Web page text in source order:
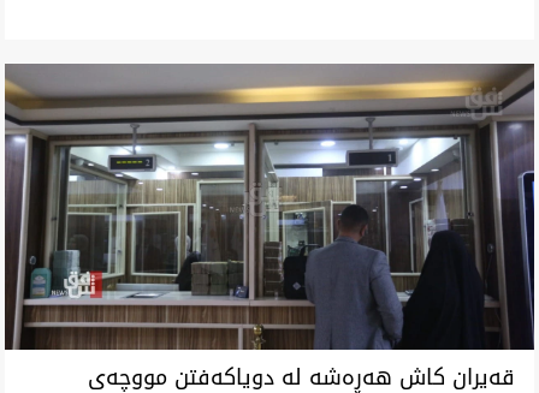
‏قەیران كاش هەڕەشە لە دویاکەفتن مووچەی